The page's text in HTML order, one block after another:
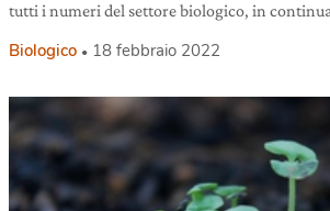
tutti i numeri del settore biologico, in
Biologico 18 febbraio 2022